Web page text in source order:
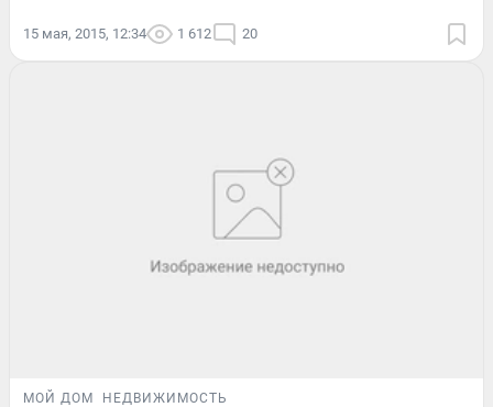
15 мая, 2015, 12:34 1 612 20
МОЙ ДОМ НЕДВИЖИМОСТЬ